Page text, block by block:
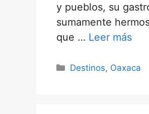
y pueblos, su
sumamente
que … Leer más
Categorías
Destinos, Oaxaca